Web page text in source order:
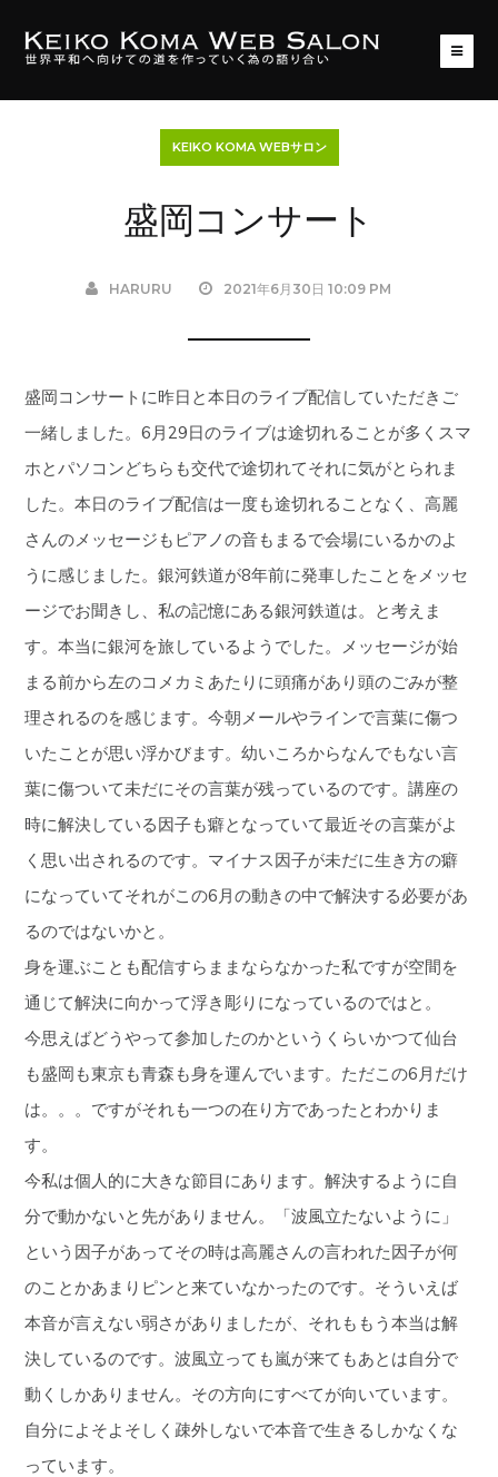
KEIKO KOMA WEBサロン
盛岡コンサート
HARURU 2021年6月30日 10:09 PM
盛岡コンサートに昨日と本日のライブ配信していただきご
一緒しました。6月29日のライブは途切れることが多くスマ
ホとパソコンどちらも交代で途切れてそれに気がとられま
した。本日のライブ配信は一度も途切れることなく、高麗
さんのメッセージもピアノの音もまるで会場にいるかのよ
うに感じました。銀河鉄道が8年前に発車したことをメッセ
ージでお聞きし、私の記憶にある銀河鉄道は。と考えま
す。本当に銀河を旅しているようでした。メッセージが始
まる前から左のコメカミあたりに頭痛があり頭のごみが整
理されるのを感じます。今朝メールやラインで言葉に傷つ
いたことが思い浮かびます。幼いころからなんでもない言
葉に傷ついて未だにその言葉が残っているのです。講座の
時に解決している因子も癖となっていて最近その言葉がよ
く思い出されるのです。マイナス因子が未だに生き方の癖
になっていてそれがこの6月の動きの中で解決する必要があ
るのではないかと。
身を運ぶことも配信すらままならなかった私ですが空間を
通じて解決に向かって浮き彫りになっているのではと。
今思えばどうやって参加したのかというくらいかつて仙台
も盛岡も東京も青森も身を運んでいます。ただこの6月だけ
は。。。ですがそれも一つの在り方であったとわかりま
す。
今私は個人的に大きな節目にあります。解決するように自
分で動かないと先がありません。「波風立たないように」
という因子があってその時は高麗さんの言われた因子が何
のことかあまりピンと来ていなかったのです。そういえば
本音が言えない弱さがありましたが、それももう本当は解
決しているのです。波風立っても嵐が来てもあとは自分で
動くしかありません。その方向にすべてが向いています。
自分によそよそしく疎外しないで本音で生きるしかなくな
っています。